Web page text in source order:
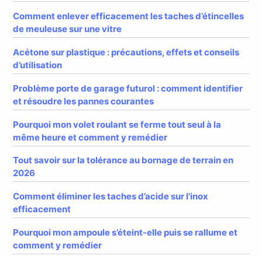
Comment enlever efficacement les taches d’étincelles
de meuleuse sur une vitre
Acétone sur plastique : précautions, effets et conseils
d’utilisation
Problème porte de garage futurol : comment identifier
et résoudre les pannes courantes
Pourquoi mon volet roulant se ferme tout seul à la
même heure et comment y remédier
Tout savoir sur la tolérance au bornage de terrain en
2026
Comment éliminer les taches d’acide sur l’inox
efficacement
Pourquoi mon ampoule s’éteint-elle puis se rallume et
comment y remédier